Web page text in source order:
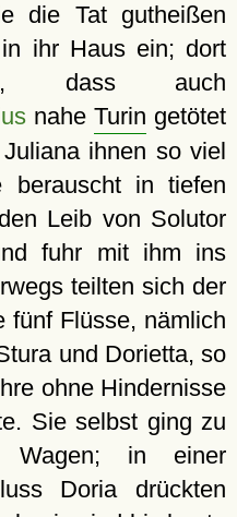
die Tat gutheißen
ihr Haus ein; dort
dass auch
nahe Turin getötet
ihnen so viel
in tiefen
Leib von Solutor
fuhr mit ihm ins
teilten sich der
fünf Flüsse, nämlich
und Dorietta, so
ohne Hindernisse
Sie selbst ging zu
Wagen; in einer
Doria drückten